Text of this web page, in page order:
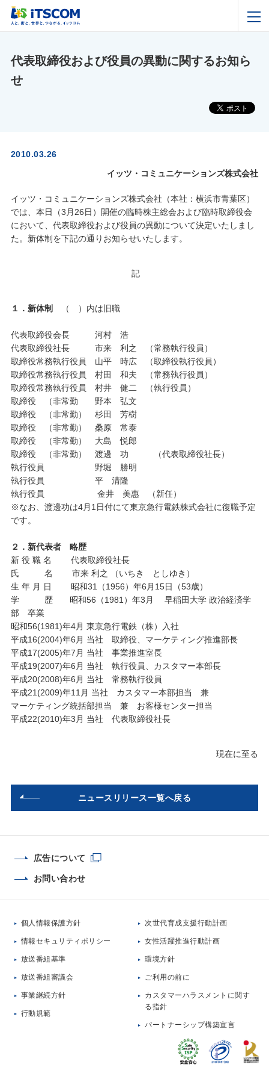
代表取締役および役員の異動に関するお知ら
せ
2010.03.26
イッツ・コミュニケーションズ株式会社
イッツ・コミュニケーションズ株式会社（本社：横浜市青葉区）
では、本日（3月26日）開催の臨時株主総会および臨時取締役会
において、代表取締役および役員の異動について決定いたしまし
た。新体制を下記の通りお知らせいたします。
記
１．新体制 （ ）内は旧職
代表取締役会長 河村 浩
代表取締役社長 市来 利之 （常務執行役員）
取締役常務執行役員 山平 時広 （取締役執行役員）
取締役常務執行役員 村田 和夫 （常務執行役員）
取締役常務執行役員 村井 健二 （執行役員）
取締役 （非常勤 野本 弘文
取締役 （非常勤） 杉田 芳樹
取締役 （非常勤） 桑原 常泰
取締役 （非常勤） 大島 悦郎
取締役 （非常勤） 渡邊 功 （代表取締役社長）
執行役員 野堀 勝明
執行役員 平 清隆
執行役員 金井 美惠 （新任）
※なお、渡邊功は4月1日付にて東京急行電鉄株式会社に復職予定
です。
２．新代表者 略歴
新 役 職 名 代表取締役社長
氏 名 市来 利之 （いちき としゆき）
生 年 月 日 昭和31（1956）年6月15日（53歳）
学 歴 昭和56（1981）年3月 早稲田大学 政治経済学
部 卒業
昭和56(1981)年4月 東京急行電鉄（株）入社
平成16(2004)年6月 当社 取締役、マーケティング推進部長
平成17(2005)年7月 当社 事業推進室長
平成19(2007)年6月 当社 執行役員、カスタマー本部長
平成20(2008)年6月 当社 常務執行役員
平成21(2009)年11月 当社 カスタマー本部担当 兼
マーケティング統括部担当 兼 お客様センター担当
平成22(2010)年3月 当社 代表取締役社長
現在に至る
ニュースリリース一覧へ戻る
広告について
お問い合わせ
個人情報保護方針
情報セキュリティポリシー
放送番組基準
放送番組審議会
事業継続方針
行動規範
次世代育成支援行動計画
女性活躍推進行動計画
環境方針
ご利用の前に
カスタマーハラスメントに関す
る指針
パートナーシップ構築宣言